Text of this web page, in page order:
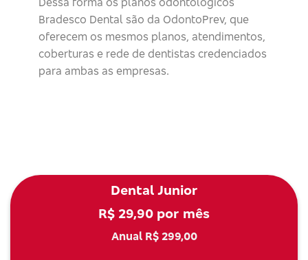
Bradesco Dental são da OdontoPrev, que
oferecem os mesmos planos, atendimentos,
coberturas e rede de dentistas credenciados
para ambas as empresas.
Dental Junior
R$ 29,90 por mês
Anual R$ 299,00